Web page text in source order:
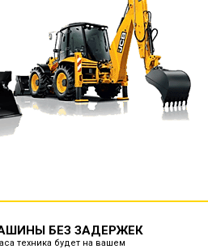
БЕЗ ЗАДЕРЖЕК
техника будет на вашем